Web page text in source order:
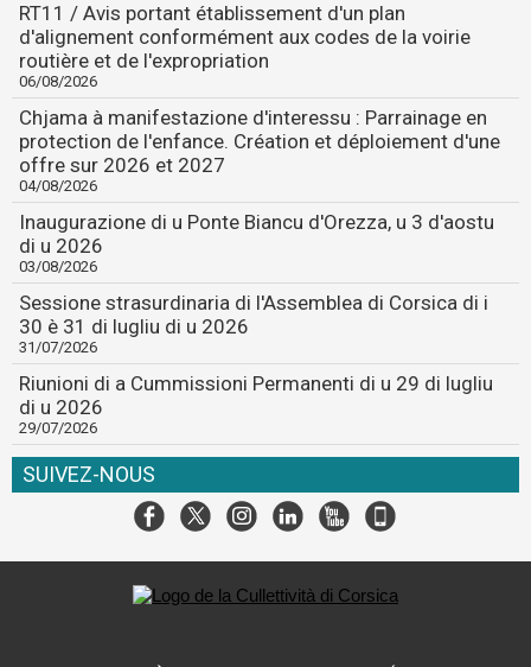
RT11 / Avis portant établissement d'un plan
d'alignement conformément aux codes de la voirie
routière et de l'expropriation
06/08/2026
Chjama à manifestazione d'interessu : Parrainage en
protection de l'enfance. Création et déploiement d'une
offre sur 2026 et 2027
04/08/2026
Inaugurazione di u Ponte Biancu d'Orezza, u 3 d'aostu
di u 2026
03/08/2026
Sessione strasurdinaria di l'Assemblea di Corsica di i
30 è 31 di lugliu di u 2026
31/07/2026
Riunioni di a Cummissioni Permanenti di u 29 di lugliu
di u 2026
29/07/2026
SUIVEZ-NOUS